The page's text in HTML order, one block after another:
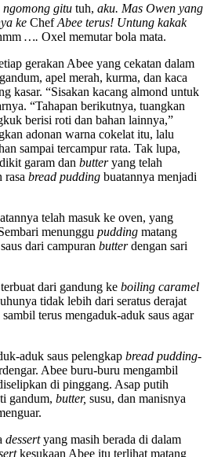
ngomong gitu tuh, aku. Mas Owen yang
ke ChefAbee terus! Untung kakak
…. Oxel memutar bola mata.
gerakan Abee yang cekatan dalam
apel merah, kurma, dan kaca
kasar. “Sisakan kacang almond untuk
“Tahapan berikutnya, tuangkan
berisi roti dan bahan lainnya,”
adonan warna cokelat itu, lalu
sampai tercampur rata. Tak lupa,
garam dan butteryang telah
rasa bread pudding buatannya menjadi
telah masuk ke oven, yang
menunggu pudding matang
dari campuran butterdengan sari
dari gandung ke boiling caramel
tidak lebih dari seratus derajat
terus mengaduk-aduk saus agar
aduk saus pelengkap bread pudding-
Abee buru-buru mengambil
di pinggang. Asap putih
gandum, butter, susu, dan manisnya
dessertyang masih berada di dalam
kesukaan Abee itu terlihat matang